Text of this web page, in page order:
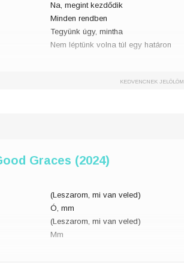
Na, megint kezdődik
Minden rendben
Tegyünk úgy, mintha
Nem léptünk volna túl egy határon
Minden megváltozottKEDVENCNEK JELÖLÖM
Graces (2024)
(Leszarom, mi van veled)
Ó, mm
(Leszarom, mi van veled)
Mm